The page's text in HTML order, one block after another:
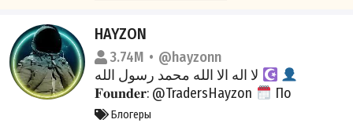
HAYZON
3.74M
@hayzonn
𝐅𝐨𝐮𝐧𝐝𝐞𝐫: @TradersHayzon
По
рекламе: @CryptoPR_Network
Блогеры